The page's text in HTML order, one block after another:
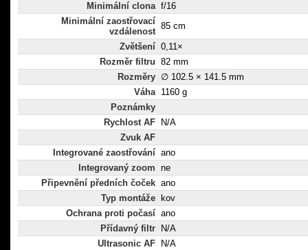
Minimální clona f/16
Minimální zaostřovací
vzdálenost
85 cm
Zvětšení 0,11×
Rozměr filtru 82 mm
Rozměry ∅ 102.5 × 141.5 mm
Váha 1160 g
Poznámky
Rychlost AF
N/A
Zvuk AF
Integrované zaostřování ano
Integrovaný zoom ne
Připevnění předních čoček ano
Typ montáže
kov
Ochrana proti počasí ano
Přídavný filtr
N/A
Ultrasonic AF
N/A